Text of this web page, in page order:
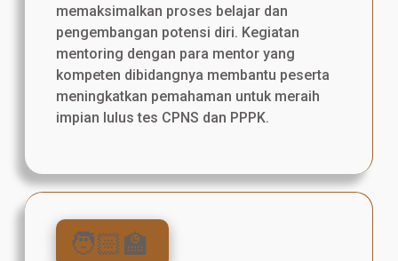
memaksimalkan proses belajar dan
pengembangan potensi diri. Kegiatan
mentoring dengan para mentor yang
kompeten dibidangnya membantu peserta
meningkatkan pemahaman untuk meraih
impian lulus tes CPNS dan PPPK.
🧑🏻‍🏫